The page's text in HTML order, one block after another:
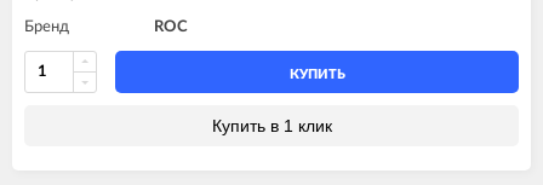
Бренд ROC
КУПИТЬ
Купить в 1 клик